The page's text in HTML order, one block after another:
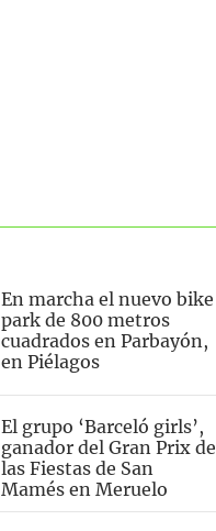
En marcha el nuevo bike
park de 800 metros
cuadrados en Parbayón,
en Piélagos
El grupo ‘Barceló girls’,
ganador del Gran Prix de
las Fiestas de San
Mamés en Meruelo